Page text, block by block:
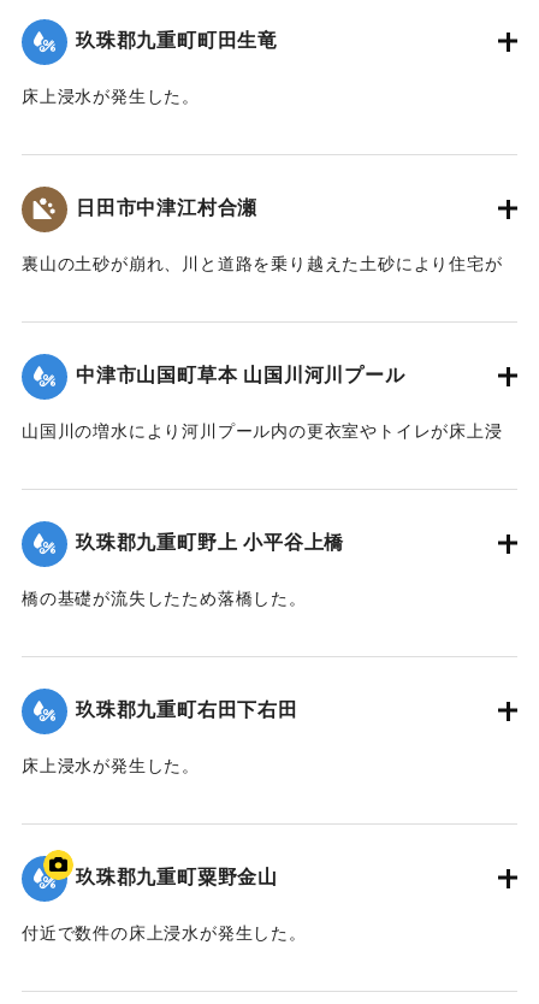
｜固有コード:01215073
玖珠郡九重町町田生竜
床上浸水が発生した。
2020/7/6｜固有コード:01215069
日田市中津江村合瀬
裏山の土砂が崩れ、川と道路を乗り越えた土砂により住宅が
中津市山国町草本 山国川河川プール
山国川の増水により河川プール内の更衣室やトイレが床上浸
害が出た。
2020/7/6｜固有コード:01215071
玖珠郡九重町野上 小平谷上橋
橋の基礎が流失したため落橋した。
2020/7/6｜固有コード:01215072
玖珠郡九重町右田下右田
床上浸水が発生した。
2020/7/6｜固有コード:01215065
玖珠郡九重町粟野金山
付近で数件の床上浸水が発生した。
｜固有コード:01215066